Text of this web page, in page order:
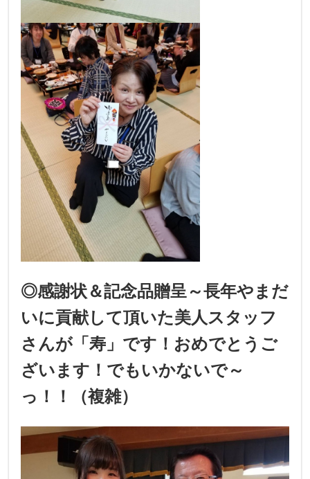
◎感謝状＆記念品贈呈～長年やまだ
いに貢献して頂いた美人スタッフ
さんが「寿」です！おめでとうご
ざいます！でもいかないで～
っ！！（複雑）